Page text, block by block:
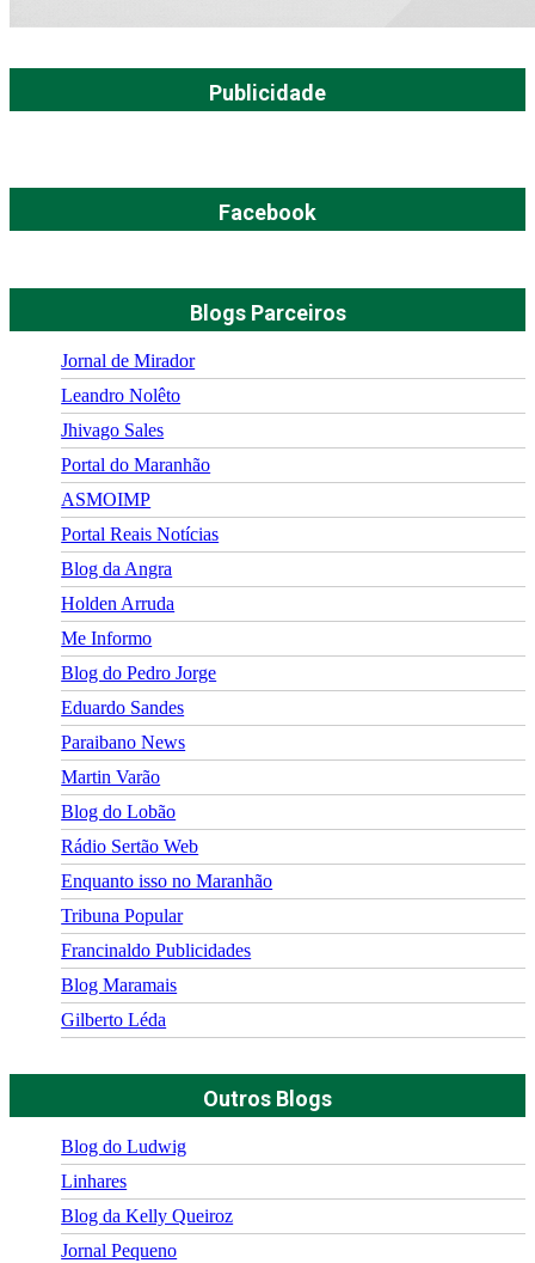
Publicidade
Facebook
Blogs Parceiros
Jornal de Mirador
Leandro Nolêto
Jhivago Sales
Portal do Maranhão
ASMOIMP
Portal Reais Notí­cias
Blog da Angra
Holden Arruda
Me Informo
Blog do Pedro Jorge
Eduardo Sandes
Paraibano News
Martin Varão
Blog do Lobão
Rádio Sertão Web
Enquanto isso no Maranhão
Tribuna Popular
Francinaldo Publicidades
Blog Maramais
Gilberto Léda
Outros Blogs
Blog do Ludwig
Linhares
Blog da Kelly Queiroz
Jornal Pequeno